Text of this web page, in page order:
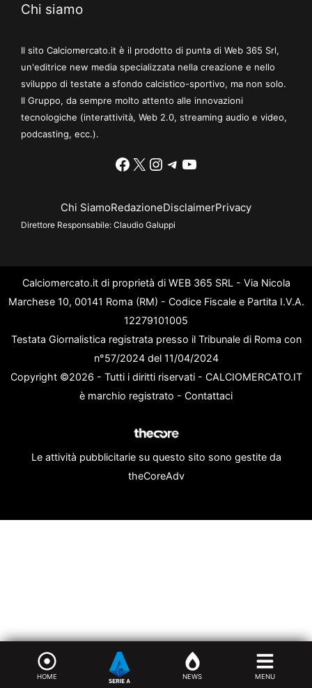
Chi siamo
Il sito Calciomercato.it è il prodotto di punta di Web 365 Srl,
un'editrice new media specializzata nella creazione e nello
sviluppo di testate a sfondo calcistico-sportivo, ma non solo.
Il Gruppo, da sempre molto attento alle innovazioni
tecnologiche (interattività, Web 2.0, streaming audio e video,
podcasting, ecc.).
Facebook
X Instagram
Telegram
YouTube
Chi SiamoRedazioneDisclaimerPrivacy
Direttore Responsabile: Claudio Galuppi
Calciomercato.it di proprietà di WEB 365 SRL - Via Nicola
Marchese 10, 00141 Roma (RM) - Codice Fiscale e Partita I.V.A.
12279101005
Testata Giornalistica registrata presso il Tribunale di Roma con
n°57/2024 del 11/04/2024
Copyright ©2026 - Tutti i diritti riservati - CALCIOMERCATO.IT
è marchio registrato - Contattaci
Le attività pubblicitarie su questo sito sono gestite da
theCoreAdv
HOME NEWS MENU